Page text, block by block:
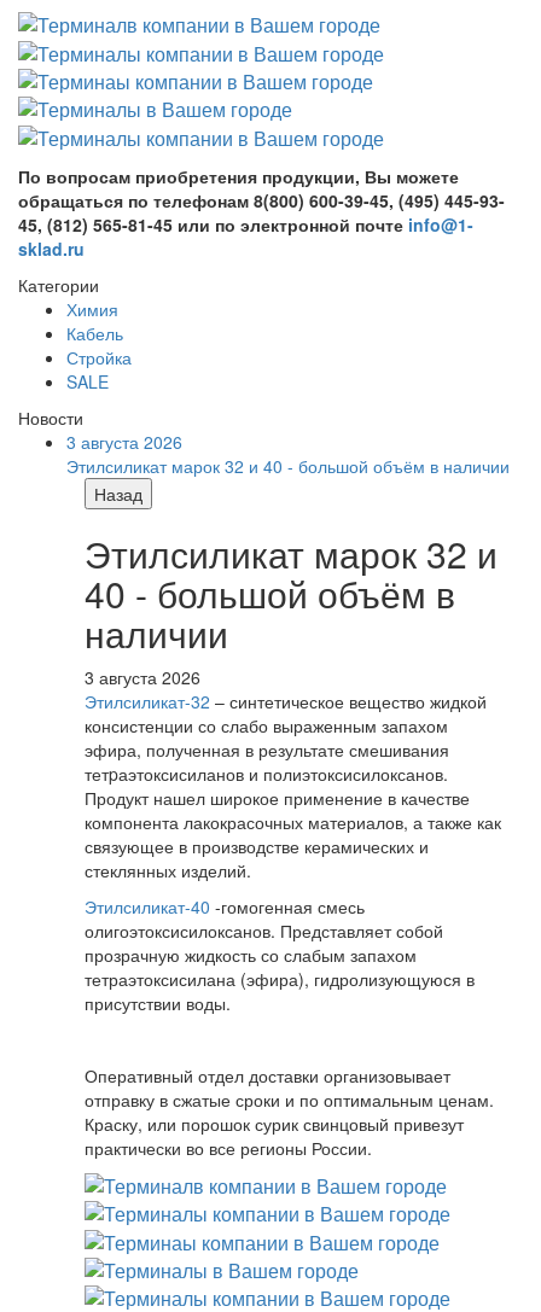
По вопросам приобретения продукции, Вы можете
обращаться по телефонам 8(800) 600-39-45, (495) 445-93-
45, (812) 565-81-45 или по электронной почте info@1-
sklad.ru
Категории
Химия
Кабель
Стройка
SALE
Новости
3 августа 2026
Этилсиликат марок 32 и 40 - большой объём в наличии
Назад
Этилсиликат марок 32 и
40 - большой объём в
наличии
3 августа 2026
Этилсиликат-32 – синтетическое вещество жидкой
консистенции со слабо выраженным запахом
эфира, полученная в результате смешивания
тетpаэтоксисиланов и полиэтоксисилоксанов.
Продукт нашел широкое применение в качестве
компонента лакокрасочных материалов, а также как
связующее в производстве керамических и
стеклянных изделий.
Этилсиликат-40 -гомогенная смесь
олигоэтоксисилоксанов. Представляет собой
прозрачную жидкость со слабым запахом
тетраэтоксисилана (эфира), гидролизующуюся в
присутствии воды.
Оперативный отдел доставки организовывает
отправку в сжатые сроки и по оптимальным ценам.
Краску, или порошок сурик свинцовый привезут
практически во все регионы России.